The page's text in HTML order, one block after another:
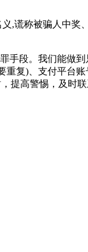
,谎称被骗人中奖
手段。我们能做
复)、支付平台
提高警惕，及时